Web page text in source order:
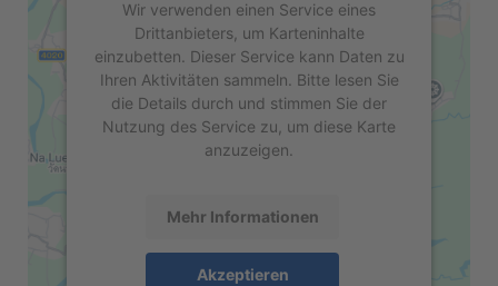
Wir verwenden einen Service eines
Drittanbieters, um Karteninhalte
einzubetten. Dieser Service kann Daten zu
Ihren Aktivitäten sammeln. Bitte lesen Sie
die Details durch und stimmen Sie der
Nutzung des Service zu, um diese Karte
anzuzeigen.
Mehr Informationen
Akzeptieren